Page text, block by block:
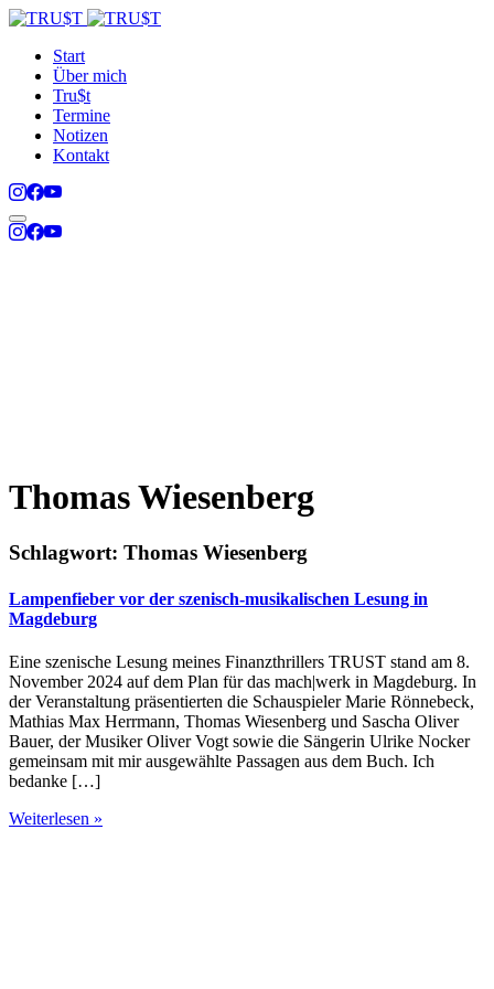
Start
Über mich
Tru$t
Termine
Notizen
Kontakt
Thomas Wiesenberg
Schlagwort: Thomas Wiesenberg
Lampenfieber vor der szenisch-musikalischen Lesung in
Magdeburg
Eine szenische Lesung meines Finanzthrillers TRUST stand am 8.
November 2024 auf dem Plan für das mach|werk in Magdeburg. In
der Veranstaltung präsentierten die Schauspieler Marie Rönnebeck,
Mathias Max Herrmann, Thomas Wiesenberg und Sascha Oliver
Bauer, der Musiker Oliver Vogt sowie die Sängerin Ulrike Nocker
gemeinsam mit mir ausgewählte Passagen aus dem Buch. Ich
bedanke […]
Weiterlesen »